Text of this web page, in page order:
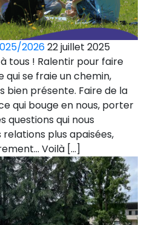
202622 juillet 2025
tous ! Ralentir pour faire
qui se fraie un chemin,
bien présente. Faire de la
qui bouge en nous, porter
questions qui nous
plus apaisées,
Voilà […]